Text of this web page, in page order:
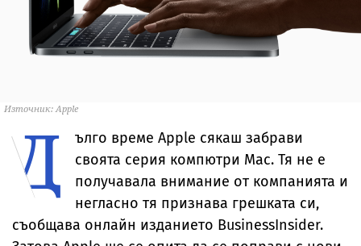
Източник: Apple
Д
ълго време Apple сякаш забрави
своята серия компютри Mac. Тя не е
получавала внимание от компанията и
негласно тя признава грешката си,
съобщава онлайн изданието BusinessInsider.